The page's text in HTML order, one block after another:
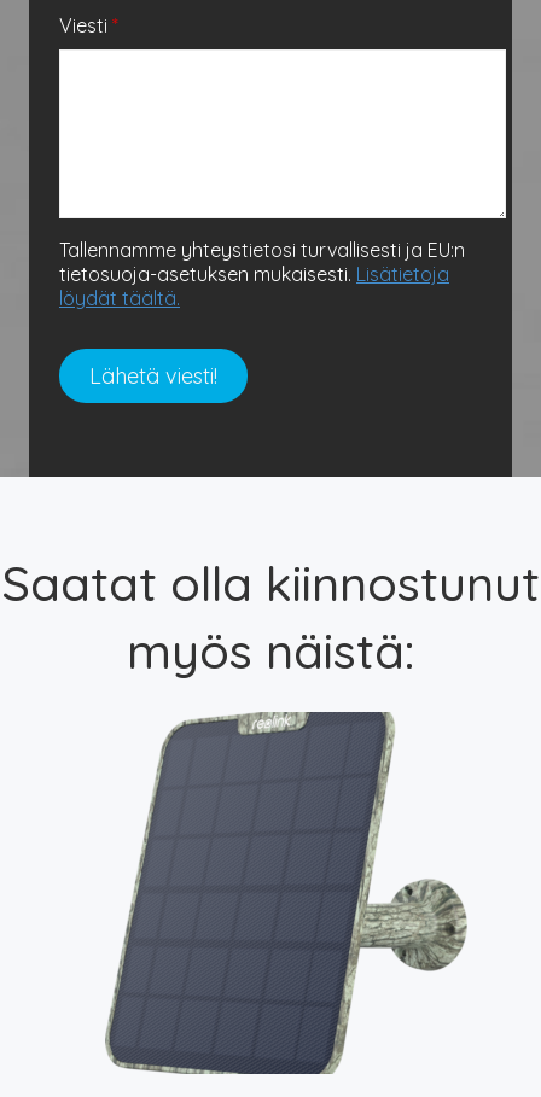
Viesti *
Tallennamme yhteystietosi turvallisesti ja EU:n
tietosuoja-asetuksen mukaisesti. Lisätietoja
löydät täältä.
Saatat olla kiinnostunut
myös näistä: